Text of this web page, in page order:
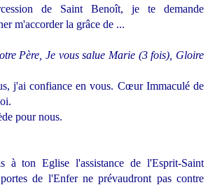
de Saint Benoît, je te demande
m'accorder la grâce de ...
Père, Je vous salue Marie (3 fois), Gloire
j'ai confiance en vous. Cœur Immaculé de
pour nous.
à ton Eglise l'assistance de l'Esprit-Saint
de l'Enfer ne prévaudront pas contre